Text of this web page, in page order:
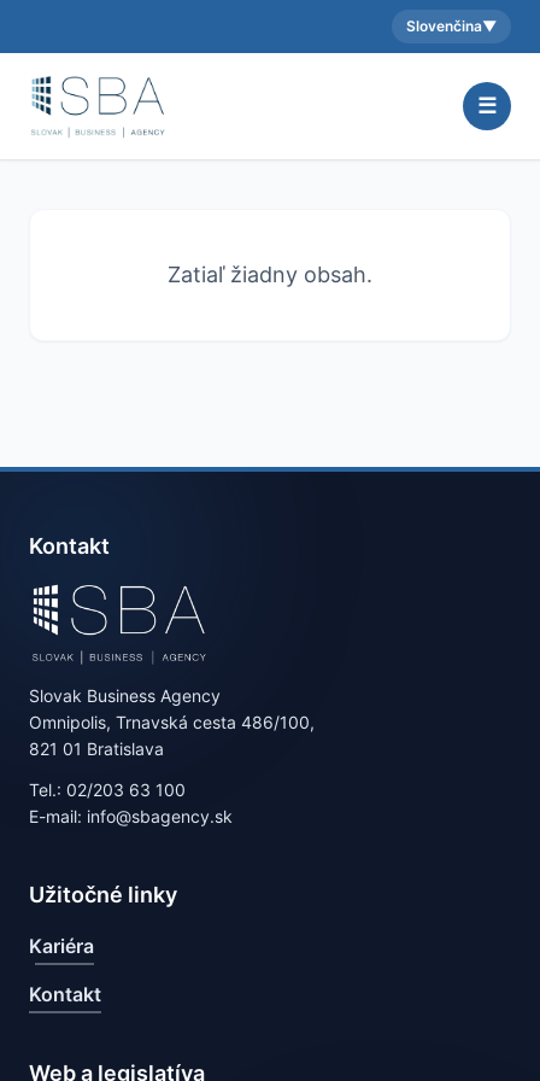
Aktuálny jazyk:
Slovenčina▼
☰
Zatiaľ žiadny obsah.
Kontakt
Slovak Business Agency
Omnipolis, Trnavská cesta 486/100,
821 01 Bratislava
Tel.: 02/203 63 100
E-mail: info@sbagency.sk
Užitočné linky
Kariéra
Kontakt
Web a legislatíva